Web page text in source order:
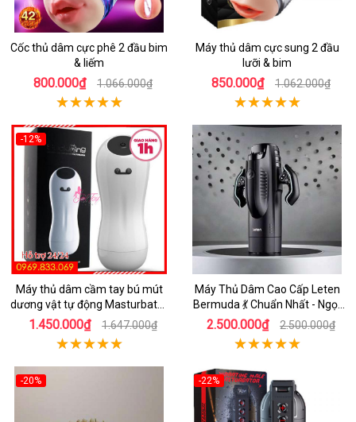
Cốc thủ dâm cực phê 2 đầu bim
& liếm
800.000₫ 1.066.000₫
Máy thủ dâm cực sung 2 đầu
lưỡi & bim
850.000₫ 1.062.000₫
-12%
Máy thủ dâm cầm tay bú mút
dương vật tự động Masturbator
Cup tỏa nhiệt
1.450.000₫ 1.647.000₫
Máy Thủ Dâm Cao Cấp Leten
Bermuda 💃 Chuẩn Nhất - Ngọt
Ngào Hứng Khởi
2.500.000₫ 2.500.000₫
-20% -22%